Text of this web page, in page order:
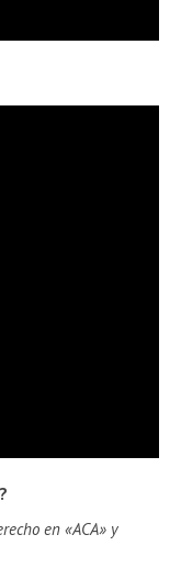
en «ACA» y